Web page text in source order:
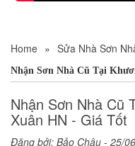
Home » Sửa Nhà Sơn
Nhận Sơn Nhà Cũ Tại
Nhận Sơn Nhà Cũ
Xuân HN - Giá Tốt
Đăng bởi: Bảo Châu - 25/